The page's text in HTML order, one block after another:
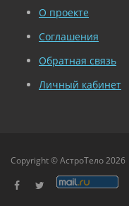
О проекте
Соглашения
Обратная связь
Личный кабинет
Copyright © АстроТело 2026